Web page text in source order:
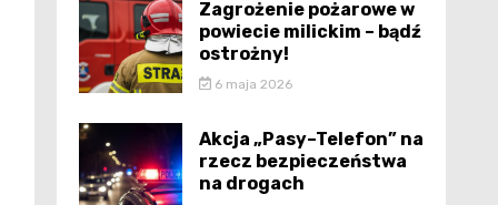
Zagrożenie pożarowe w
powiecie milickim – bądź
ostrożny!
6 maja 2026
Akcja „Pasy–Telefon” na
rzecz bezpieczeństwa
na drogach